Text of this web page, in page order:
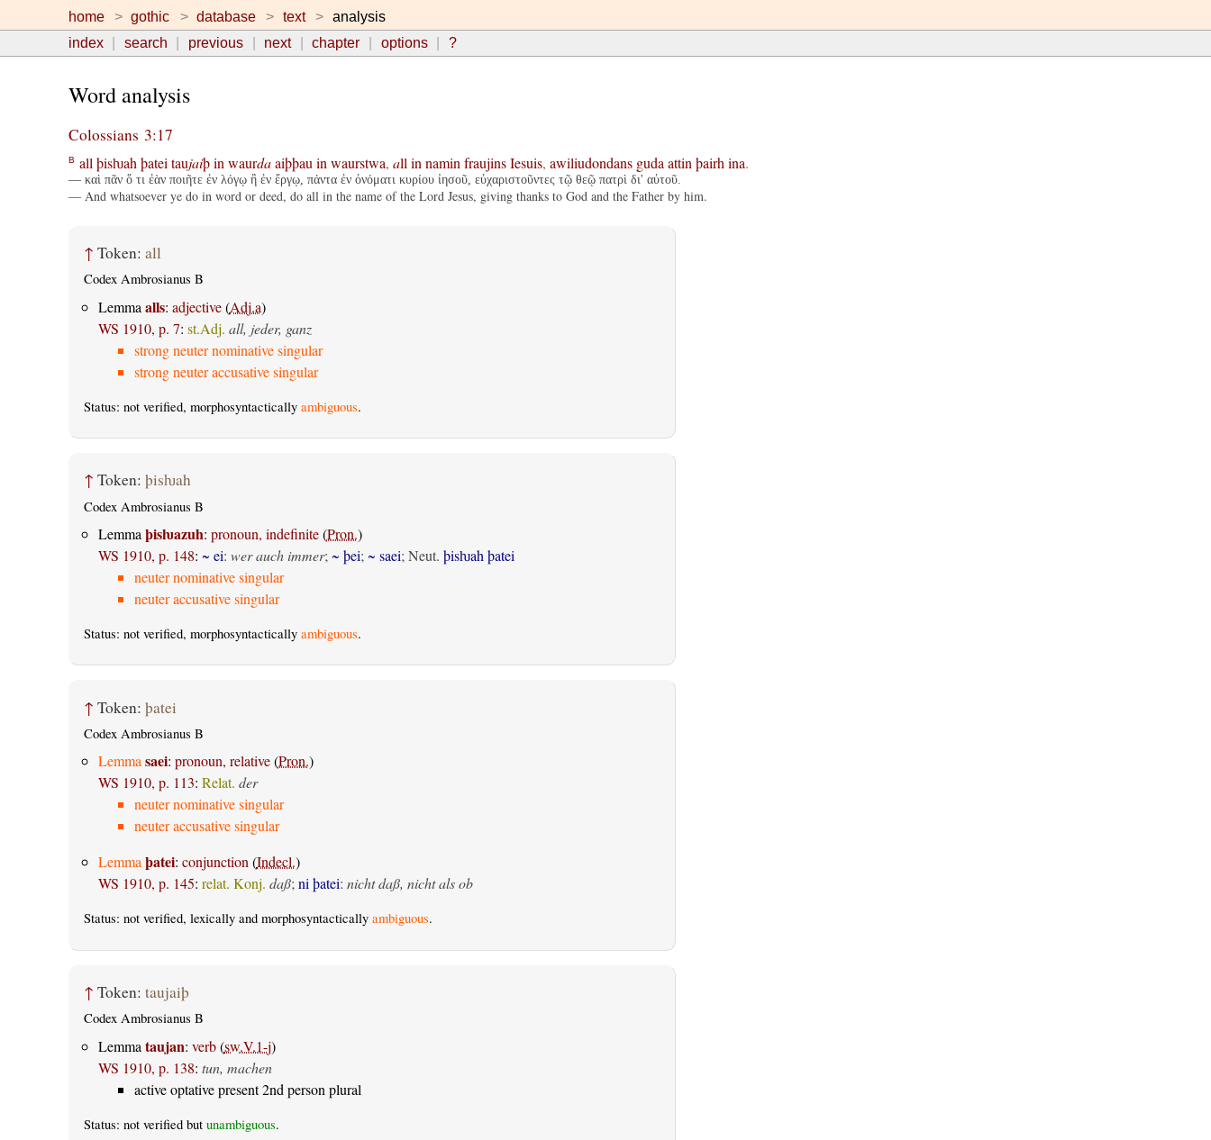
home gothic database text
analysis
index
search previous next chapter options ?
Word analysis
Colossians 3:17
B all þisƕah þatei taujaiþ in waurda aiþþau in waurstwa, all in namin fraujins Iesuis, awiliudondans guda attin þairh ina.
— καὶ πᾶν ὅ τι ἐὰν ποιῆτε ἐν λόγῳ ἢ ἐν ἔργῳ, πάντα ἐν ὀνόματι κυρίου ἰησοῦ, εὐχαριστοῦντες τῷ θεῷ πατρὶ δι' αὐτοῦ.
— And whatsoever ye do in word or deed, do all in the name of the Lord Jesus, giving thanks to God and the Father by him.
↑ Token: all
Codex Ambrosianus B
Lemma alls: adjective(Adj.a)
WS 1910, p. 7: st.Adj. all, jeder, ganz
strong neuter nominative singular
strong neuter accusative singular
Status: not verified, morphosyntactically ambiguous.
↑ Token: þisƕah
Codex Ambrosianus B
Lemma þisƕazuh: pronoun, indefinite(Pron.)
WS 1910, p. 148: ~ ei: wer auch immer; ~ þei; ~ saei; Neut. þisƕah þatei
neuter nominative singular
neuter accusative singular
Status: not verified, morphosyntactically ambiguous.
↑ Token: þatei
Codex Ambrosianus B
Lemma saei: pronoun, relative(Pron.)
WS 1910, p. 113: Relat. der
neuter nominative singular
neuter accusative singular
Lemma þatei: conjunction(Indecl.)
WS 1910, p. 145: relat. Konj. daß;ni þatei: nicht daß, nicht als ob
Status: not verified, lexically and morphosyntactically ambiguous.
↑ Token: taujaiþ
Codex Ambrosianus B
Lemma taujan: verb(sw.V.1-j)
WS 1910, p. 138: tun, machen
active optative present 2nd person plural
Status: not verified but unambiguous.